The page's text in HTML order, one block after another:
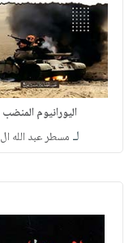
اليورانيوم المنضب
لـ مسطر عبد الله ال